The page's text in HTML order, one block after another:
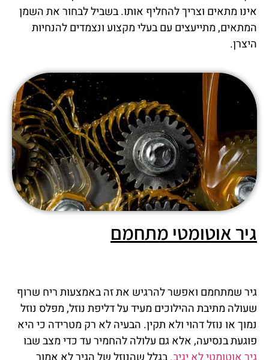
אינו מתאים וצריך להחליף אותו. בשביל לבחור את השמן
המתאים, מתייעצים עם בעלי מקצוע ונצמדים להנחיות
היצרן.
גיר אוטומטי מתחמם
גיר שמתחמם ואפשר להרגיש את זה באמצעות ריח שרוף
שעולה מתיבת ההילוכים מעיד על דליפת נוזל, מפלס נוזל
נמוך או נוזל דהוי ולא תקין. הבעיה לא רק מטרידה כי היא
פוגעת בנסיעה, אלא גם עלולה להחמיר עד כדי מצב שבו